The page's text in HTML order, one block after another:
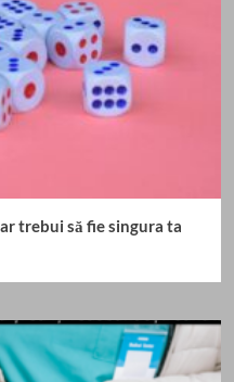
trebui să fie singura ta